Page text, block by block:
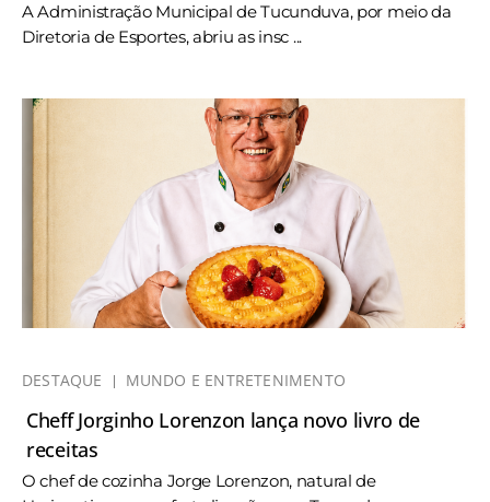
A Administração Municipal de Tucunduva, por meio da
Diretoria de Esportes, abriu as insc ...
DESTAQUE MUNDO E ENTRETENIMENTO
Cheff Jorginho Lorenzon lança novo livro de
receitas
O chef de cozinha Jorge Lorenzon, natural de